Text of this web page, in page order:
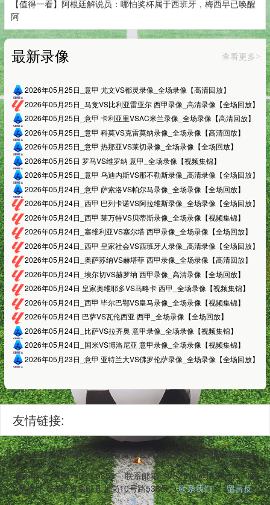
【值得一看】阿根廷解说员：哪怕奖杯属于西班牙，梅西早已唤醒
阿
最新录像 查看更多>
2026年05月25日_意甲 尤文VS都灵录像_全场录像【高清回放】
2026年05月25日_马竞VS比利亚雷亚尔 西甲录像_高清录像【全场回放】
2026年05月25日_意甲 卡利亚里VSAC米兰录像_全场录像【高清回放】
2026年05月25日_意甲 科莫VS克雷莫纳录像_全场录像【高清回放】
2026年05月25日_意甲 热那亚VS莱切录像_全场录像【全场回放】
2026年05月25日 罗马VS维罗纳 意甲_全场录像【视频集锦】
2026年05月25日_意甲 乌迪内斯VS那不勒斯录像_高清录像【全场回放】
2026年05月24日_意甲 萨索洛VS帕尔马录像_全场录像【全场回放】
2026年05月24日_西甲 巴列卡诺VS阿拉维斯录像_全场录像【全场回放】
2026年05月24日_西甲 莱万特VS贝蒂斯录像_全场录像【视频集锦】
2026年05月24日_塞维利亚VS塞尔塔 西甲录像_全场录像【全场回放】
2026年05月24日_西甲 皇家社会VS西班牙人录像_高清录像【全场回放】
2026年05月24日_奥萨苏纳VS赫塔菲 西甲录像_全场录像【高清回放】
2026年05月24日_埃尔切VS赫罗纳 西甲录像_高清录像【全场回放】
2026年05月24日 皇家奥维耶多VS马略卡 西甲_全场录像【视频集锦】
2026年05月24日_西甲 毕尔巴鄂VS皇马录像_全场录像【视频集锦】
2026年05月24日 巴萨VS瓦伦西亚 西甲_全场录像【全场回放】
2026年05月24日_比萨VS拉齐奥 意甲录像_全场录像【视频集锦】
2026年05月24日_国米VS博洛尼亚 意甲录像_全场录像【视频集锦】
2026年05月23日_意甲 亚特兰大VS佛罗伦萨录像_全场录像【全场回放】
友情链接:
超等全球热门赛事。178体育直播官网无插件、高清流畅,适合电脑
联系电话：191-9890-0853
联系邮箱：VSZtNu@162.com
联
系地址：安徽省南部县龙岗10号路538号
联系我们
留言反
馈